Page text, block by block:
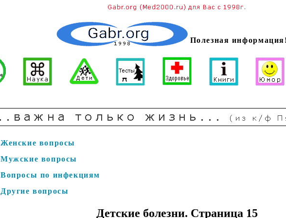
Полезная
Женские вопросы
Мужские вопросы
Вопросы по инфекциям
Другие вопросы
Детские болезни. Страница 15